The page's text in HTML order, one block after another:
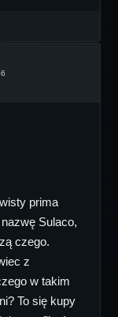
prima
Sulaco,
czego.
z
w takim
To się kupy